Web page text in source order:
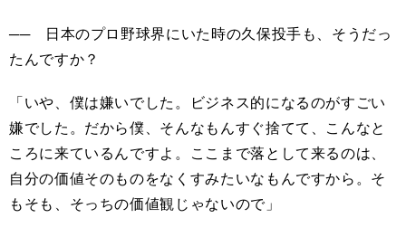
── 日本のプロ野球界にいた時の久保投手も、そうだっ
たんですか？
「いや、僕は嫌いでした。ビジネス的になるのがすごい
嫌でした。だから僕、そんなもんすぐ捨てて、こんなと
ころに来ているんですよ。ここまで落として来るのは、
自分の価値そのものをなくすみたいなもんですから。そ
もそも、そっちの価値観じゃないので」